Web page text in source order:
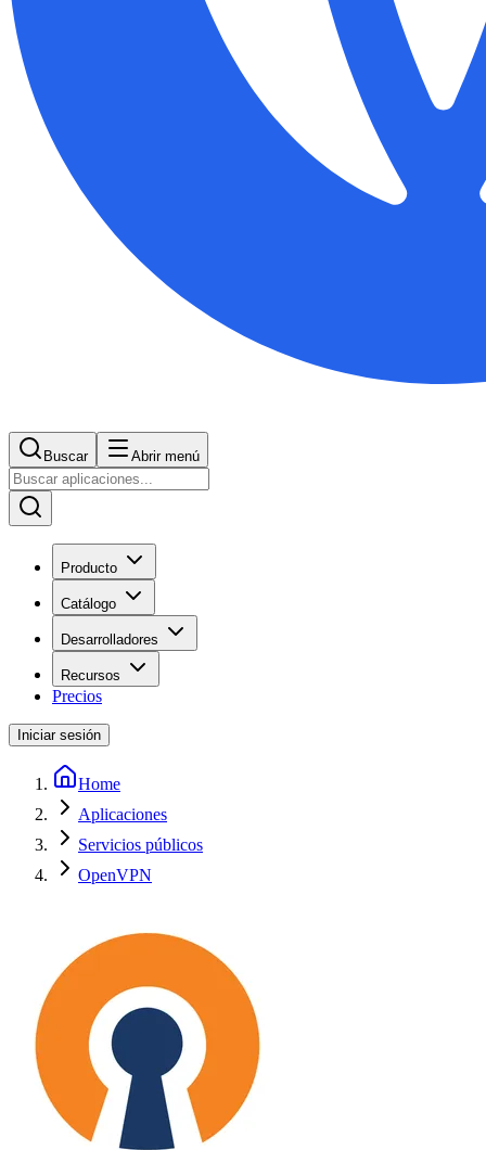
Buscar Abrir menú
Producto
Catálogo
Desarrolladores
Recursos
Precios
Iniciar sesión
Home
Aplicaciones
Servicios públicos
OpenVPN